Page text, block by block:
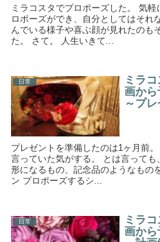
ミラコスタでプロポーズした。 気
ロポーズができ、自分としてはそれ
んでいる様子や喜ぶ顔が見れたのも
た。 さて。 人生いきて...
日常
ミラ
画から
～プ
プレゼントを準備したのは1ヶ月前
言っていた気がする。 とは言って
形になるもの、記念品のようなもの
ン プロポーズするシ...
日常
ミラ
画から